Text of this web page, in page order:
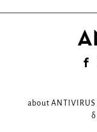
about ANTIVIRUS